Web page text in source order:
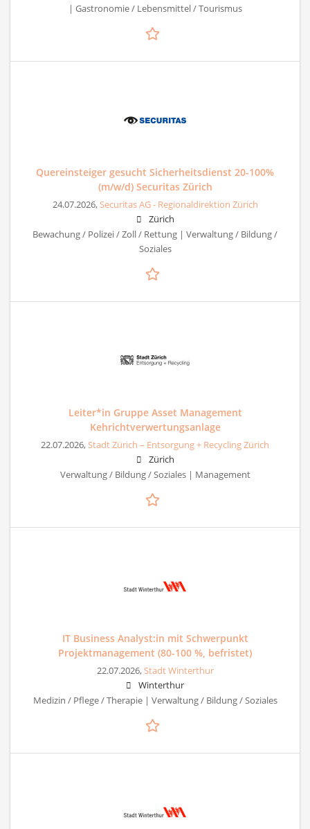
| Gastronomie / Lebensmittel / Tourismus
Quereinsteiger gesucht Sicherheitsdienst 20-100%
(m/w/d) Securitas Zürich
24.07.2026,Securitas AG - Regionaldirektion Zürich
Zürich
Bewachung / Polizei / Zoll / Rettung | Verwaltung / Bildung /
Soziales
Leiter*in Gruppe Asset Management
Kehrichtverwertungsanlage
22.07.2026,Stadt Zürich – Entsorgung + Recycling Zürich
Zürich
Verwaltung / Bildung / Soziales | Management
IT Business Analyst:in mit Schwerpunkt
Projektmanagement (80-100 %, befristet)
22.07.2026,Stadt Winterthur
Winterthur
Medizin / Pflege / Therapie | Verwaltung / Bildung / Soziales